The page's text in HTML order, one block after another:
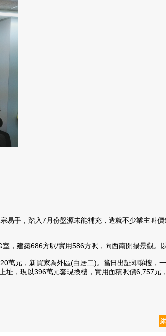
手，踏入7月份盤源未能補充，造就不少業主叫
，建築686方呎/實用586方呎，向西南開揚景觀。
元，新買家為外區(白居二)。當日出証即睇樓，
，現以396萬元套現換樓，實用面積呎價6,757元